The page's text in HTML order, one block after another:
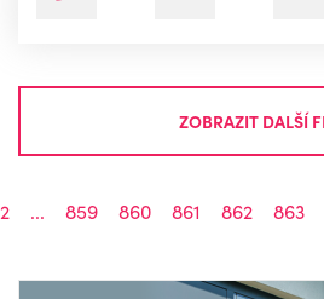
ZOBRAZIT DALŠÍ
2 ... 859 860 861 862 863